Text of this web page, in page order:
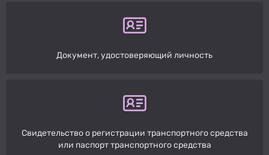
Документ, удостоверяющий личность
Свидетельство о регистрации транспортного средства
или паспорт транспортного средства